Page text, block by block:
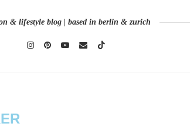
& lifestyle blog | based in berlin & zurich